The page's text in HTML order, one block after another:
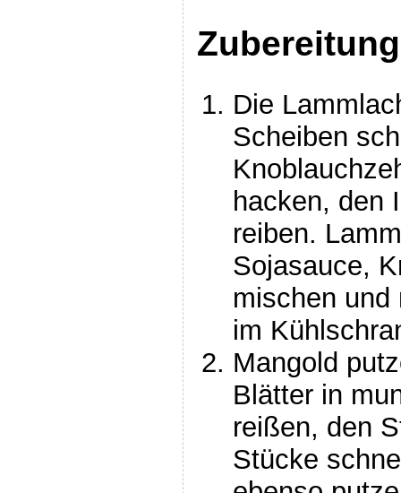
Die
Scheiben
hacken, den
reiben.
Sojasauce,
mischen und
im
Mangold
Blätter in
reißen, den
Stücke